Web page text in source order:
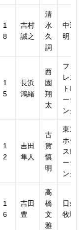
1
8
吉村
誠之
清
水
久
詞
中辻
明
1
5
長浜
鴻緒
西
園
翔
太
フォ
レス
トレ
ーシ
ング
1
2
吉田
隼人
古
賀
慎
明
東京
ホー
スレ
ーシ
ング
1
6
吉田
豊
高
橋
文
雅
日東
牧場